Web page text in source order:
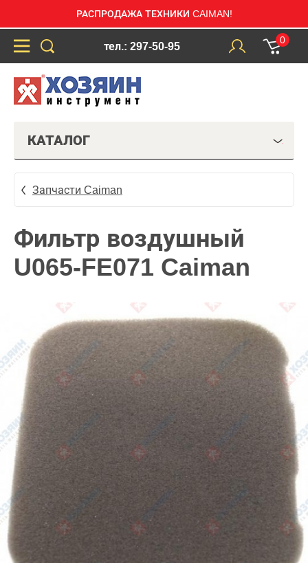
РАСПРОДАЖА ТЕХНИКИ CAIMAN!
тел.: 297-50-95
0
КАТАЛОГ
Запчасти Caiman
Фильтр воздушный
U065-FE071 Caiman